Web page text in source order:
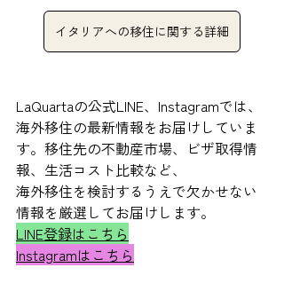
イタリアへの移住に関する詳細
LaQuartaの公式LINE、Instagramでは、
海外移住の最新情報をお届けしていま
す。移住先の不動産市場、ビザ取得情
報、生活コスト比較など、
海外移住を検討するうえで欠かせない
情報を厳選してお届けします。
LINE登録はこちら
Instagramはこちら